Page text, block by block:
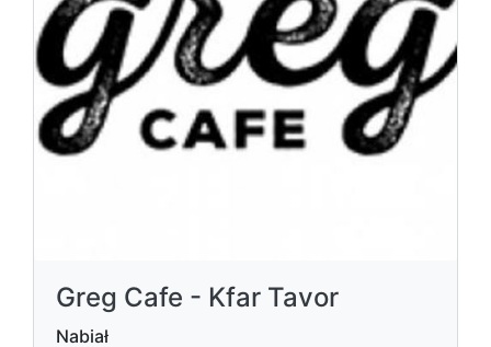
Greg Cafe - Kfar Tavor
Nabiał